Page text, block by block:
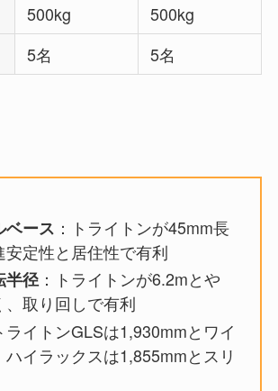
500kg
500kg
5名 5名
ベース ：トライトンが45mm長
安定性と居住性で有利
半径：トライトンが6.2mとや
、取り回しで有利
ライトンGLSは1,930mmとワイ
ハイラックスは1,855mmとスリ